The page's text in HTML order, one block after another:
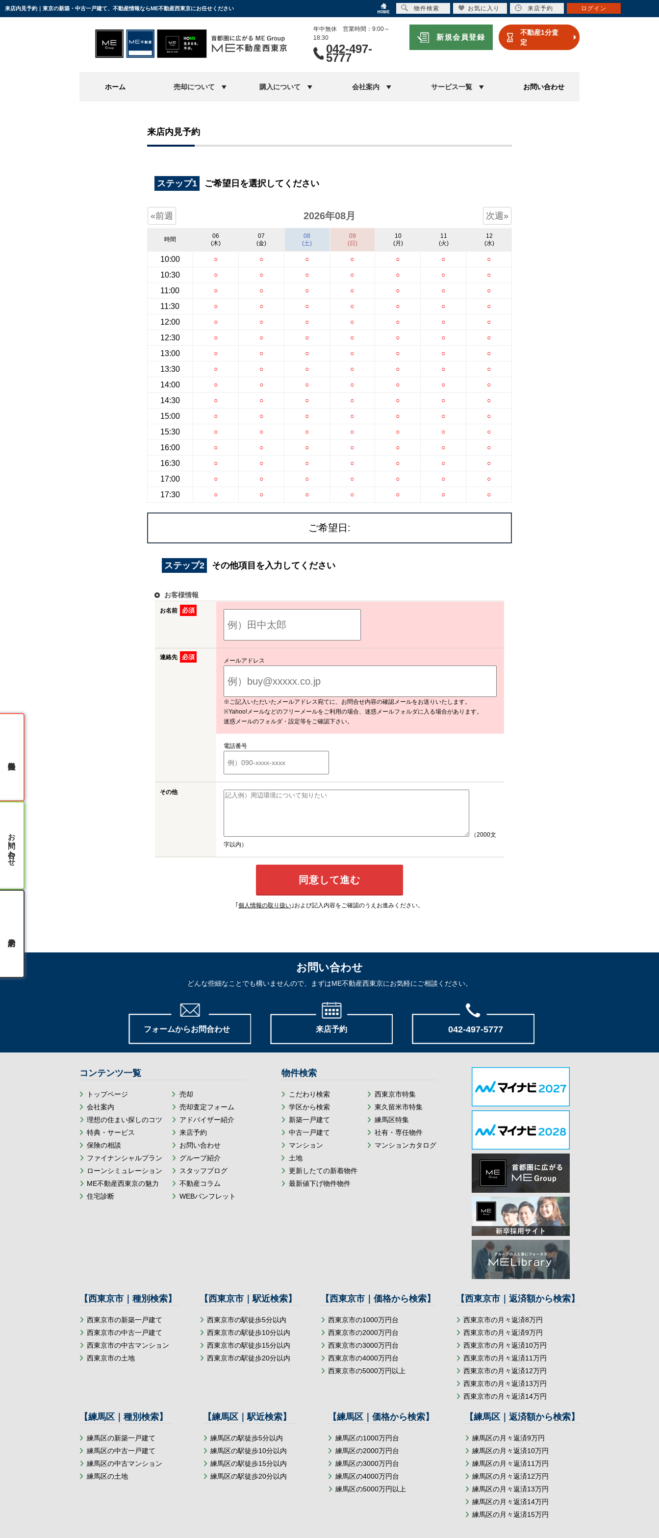
来店内見予約｜東京の新築・中古一戸建て、不動産情報ならME不動産西東京にお任せください
年中無休 営業時間：9:00～
18:30
042-497-
5777
新規会員登録
不動産1分査
定
ホーム 売却について 購入について 会社案内 サービス一覧 お問い合わせ
来店内見予約
ステップ1 ご希望日を選択してください
«前週 2026年08月 次週»
時間
10:00
10:30
11:00
11:30
12:00
12:30
13:00
13:30
14:00
14:30
15:00
15:30
16:00
16:30
17:00
17:30
06
(木)
○
○
○
○
○
○
○
○
○
○
○
○
○
○
○
○
07
(金)
○
○
○
○
○
○
○
○
○
○
○
○
○
○
○
○
08
(土)
○
○
○
○
○
○
○
○
○
○
○
○
○
○
○
○
09
(日)
○
○
○
○
○
○
○
○
○
○
○
○
○
○
○
○
10
(月)
○
○
○
○
○
○
○
○
○
○
○
○
○
○
○
○
11
(火)
○
○
○
○
○
○
○
○
○
○
○
○
○
○
○
○
12
(水)
○
○
○
○
○
○
○
○
○
○
○
○
○
○
○
○
ご希望日:
ステップ2 その他項目を入力してください
お客様情報
お名前 必須
連絡先 必須 メールアドレス
※ご記入いただいたメールアドレス宛てに、お問合せ内容の確認メールをお送りいたします。
※Yahoo!メールなどのフリーメールをご利用の場合、迷惑メールフォルダに入る場合があります。
迷惑メールのフォルダ・設定等をご確認下さい。
電話番号
その他
（2000文
字以内）
｢ 個人情報の取り扱い ｣および記入内容をご確認のうえお進みください。
お問い合わせ
どんな些細なことでも構いませんので、まずはME不動産西東京にお気軽にご相談ください。
フォームからお問合わせ 来店予約 042-497-5777
コンテンツ一覧
トップページ
会社案内
理想の住まい探しのコツ
特典・サービス
保険の相談
ファイナンシャルプラン
ローンシミュレーション
ME不動産西東京の魅力
住宅診断
売却
売却査定フォーム
アドバイザー紹介
来店予約
お問い合わせ
グループ紹介
スタッフブログ
不動産コラム
WEBパンフレット
物件検索
こだわり検索
学区から検索
新築一戸建て
中古一戸建て
マンション
土地
更新したての新着物件
最新値下げ物件物件
西東京市特集
東久留米市特集
練馬区特集
社有・専任物件
マンションカタログ
【西東京市｜種別検索】
西東京市の新築一戸建て
西東京市の中古一戸建て
西東京市の中古マンション
西東京市の土地
【西東京市｜駅近検索】
西東京市の駅徒歩5分以内
西東京市の駅徒歩10分以内
西東京市の駅徒歩15分以内
西東京市の駅徒歩20分以内
【西東京市｜価格から検索】
西東京市の1000万円台
西東京市の2000万円台
西東京市の3000万円台
西東京市の4000万円台
西東京市の5000万円以上
【西東京市｜返済額から検索】
西東京市の月々返済8万円
西東京市の月々返済9万円
西東京市の月々返済10万円
西東京市の月々返済11万円
西東京市の月々返済12万円
西東京市の月々返済13万円
西東京市の月々返済14万円
【練馬区｜種別検索】
練馬区の新築一戸建て
練馬区の中古一戸建て
練馬区の中古マンション
練馬区の土地
【練馬区｜駅近検索】
練馬区の駅徒歩5分以内
練馬区の駅徒歩10分以内
練馬区の駅徒歩15分以内
練馬区の駅徒歩20分以内
【練馬区｜価格から検索】
練馬区の1000万円台
練馬区の2000万円台
練馬区の3000万円台
練馬区の4000万円台
練馬区の5000万円以上
【練馬区｜返済額から検索】
練馬区の月々返済9万円
練馬区の月々返済10万円
練馬区の月々返済11万円
練馬区の月々返済12万円
練馬区の月々返済13万円
練馬区の月々返済14万円
練馬区の月々返済15万円
物件検索 お気に入り 来店予約 ログイン
お問い合わせ